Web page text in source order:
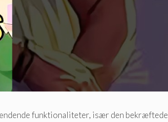
funktionaliteter, især den bekræftede